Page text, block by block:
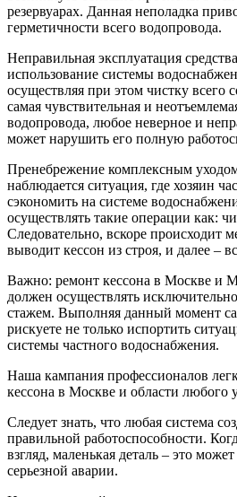
резервуарах. Данная неполадка
герметичности всего водопровода.
Неправильная эксплуатация
использование системы
осуществляя при этом чистку всего
самая чувствительная и
водопровода, любое неверное и
может нарушить его полную
Пренебрежение комплексным
наблюдается ситуация, где хозяин
сэкономить на системе
осуществлять такие операции как:
Следовательно, вскоре происходит
выводит кессон из строя, и далее –
Важно: ремонт кессона в Москве и
должен осуществлять
стажем. Выполняя данный момент
рискуете не только испортить
системы частного водоснабжения.
Наша кампания профессионалов
кессона в Москве и области любого
Следует знать, что любая система
правильной работоспособности.
взгляд, маленькая деталь – это
серьезной аварии.